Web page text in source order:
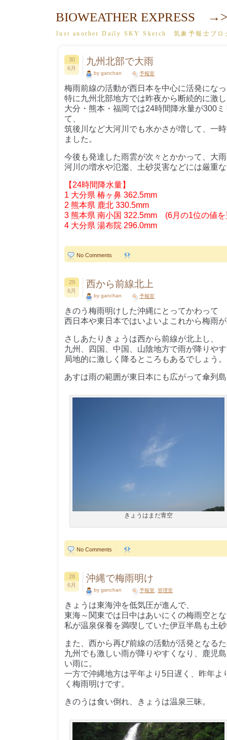
BIOWEATHER EXPRESS
Just another Daily SKY Sketch 気象予報士ブロ
30
6月
九州北部で大雨
by ganchan 予報室
梅雨前線の活動が西日本を中心に活発にな
特に九州北部地方では昨夜から断続的に激
大分・熊本・福岡では24時間降水量が300
て、
筑後川など大河川でも水かさが増して、一
ました。
今後も発達した雨雲が次々とかかって、大
河川の増水や氾濫、土砂災害などには厳重
【24時間降水量】
1 大分県 椿ヶ鼻 362.5mm
2 熊本県 鹿北 330.5mm
3 熊本県 南小国 322.5mm (6月の1位の値を
4 大分県 湯布院 296.0mm
No Comments
29
6月
西から前線北上
by ganchan 予報室
きのう梅雨明けした沖縄にとってかわって
西日本や東日本ではいよいよこれから梅雨
さしあたりきょうは西から前線が北上し、
九州、四国、中国、山陰地方で雨が降りや
局地的に激しく降るところもあるでしょう。
あすは雨の範囲が東日本にも広がって傘列
きょうはまだ青空
No Comments
28
6月
沖縄で梅雨明け
by ganchan 予報室 管理室
きょうは東海沖を低気圧が進んで、
東海～関東では日中はあいにくの梅雨空と
私が温泉保養を満喫していた伊豆半島も土
また、西から再び前線の活動が活発となる
九州でも激しい雨が降りやすくなり、鹿児
い雨に。
一方で沖縄地方は平年より5日遅く、昨年よ
く梅雨明けです。
きのうは食い倒れ、きょうは温泉三昧。